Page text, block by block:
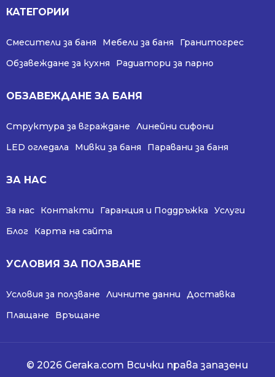
КАТЕГОРИИ
Смесители за баня Мебели за баня
Гранитогрес
Обзавеждане за кухня
Радиатори за парно
ОБЗАВЕЖДАНЕ ЗА БАНЯ
Структура за вграждане
Линейни сифони
LED огледала
Мивки за баня Паравани за баня
ЗА НАС
За нас Контакти Гаранция и Поддръжка
Услуги
Блог
Карта на сайта
УСЛОВИЯ ЗА ПОЛЗВАНЕ
Условия за ползване Личните данни
Доставка
Плащане
Връщане
© 2026 Geraka.com Всички права запазени